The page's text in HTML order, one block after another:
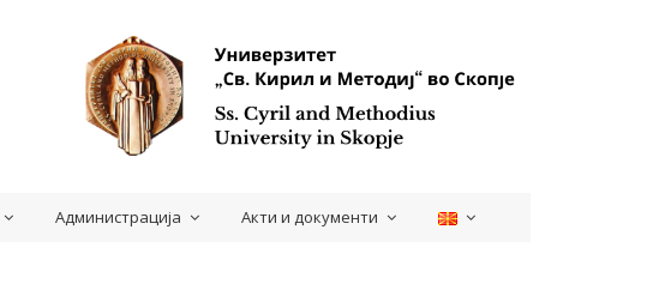
Администрација Акти и документи